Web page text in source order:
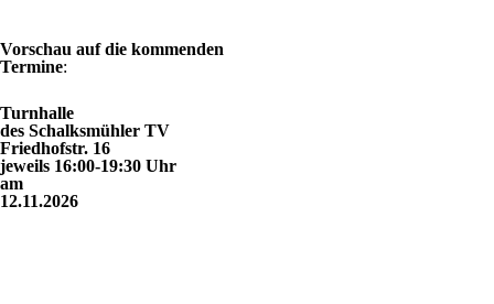
Vorschau auf die kommenden
Termine:
Turnhalle
des Schalksmühler TV
Friedhofstr. 16
jeweils 16:00-19:30 Uhr
am
12.11.2026